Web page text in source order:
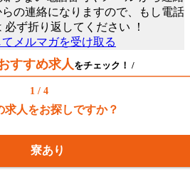
の連絡になりますので、もし電話
必ず折り返してください ！
すすめ求人をチェック！ /
1 / 4
求人をお探しですか？
寮あり